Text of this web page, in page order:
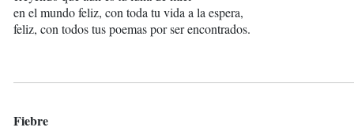
en el mundo feliz, con toda tu vida a la espera,
feliz, con todos tus poemas por ser encontrados.
Fiebre